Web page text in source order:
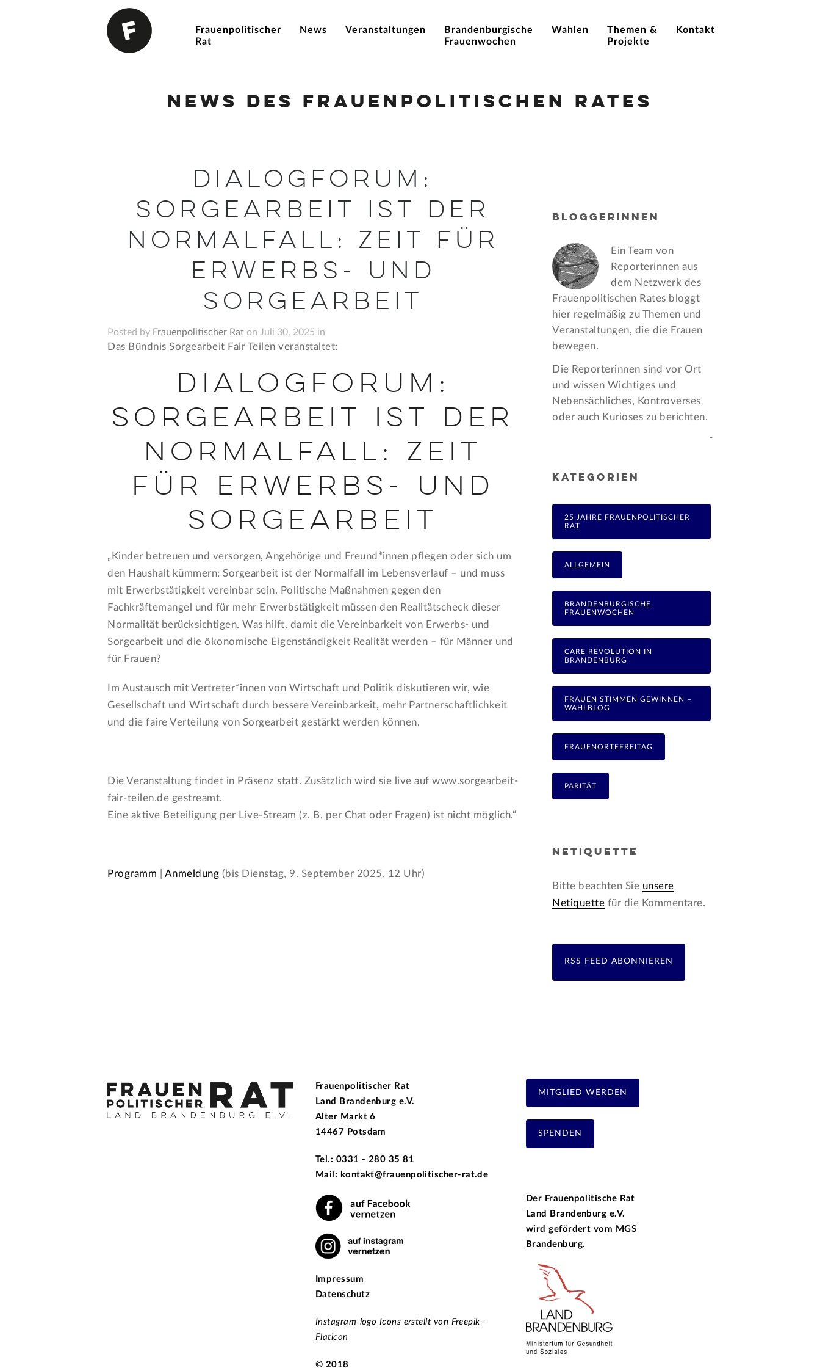
Frauenpolitischer
Rat
News Veranstaltungen
Brandenburgische
Frauenwochen
Wahlen
Themen &
Projekte
Kontakt
News des Frauenpolitischen Rates
Dialogforum:
Sorgearbeit ist der
Normalfall: Zeit für
Erwerbs- und
Sorgearbeit
Posted by Frauenpolitischer Rat on Juli 30, 2025 in
Das Bündnis Sorgearbeit Fair Teilen veranstaltet:
Dialogforum:
Sorgearbeit ist der
Normalfall: Zeit
für Erwerbs- und
Sorgearbeit
„Kinder betreuen und versorgen, Angehörige und Freund*innen pflegen oder sich um
den Haushalt kümmern: Sorgearbeit ist der Normalfall im Lebensverlauf – und muss
mit Erwerbstätigkeit vereinbar sein. Politische Maßnahmen gegen den
Fachkräftemangel und für mehr Erwerbstätigkeit müssen den Realitätscheck dieser
Normalität berücksichtigen. Was hilft, damit die Vereinbarkeit von Erwerbs- und
Sorgearbeit und die ökonomische Eigenständigkeit Realität werden – für Männer und
für Frauen?
Im Austausch mit Vertreter*innen von Wirtschaft und Politik diskutieren wir, wie
Gesellschaft und Wirtschaft durch bessere Vereinbarkeit, mehr Partnerschaftlichkeit
und die faire Verteilung von Sorgearbeit gestärkt werden können.
Die Veranstaltung findet in Präsenz statt. Zusätzlich wird sie live auf www.sorgearbeit-
fair-teilen.de gestreamt.
Eine aktive Beteiligung per Live-Stream (z. B. per Chat oder Fragen) ist nicht möglich.“
Programm Anmeldung (bis Dienstag, 9. September 2025, 12 Uhr)
BLOGGERINNEN
Ein Team von
Reporterinnen aus
dem Netzwerk des
Frauen­politischen Rates bloggt
hier regelmäßig zu Themen und
Veran­staltungen, die die Frauen
bewegen.
Die Reporterinnen sind vor Ort
und wissen Wichtiges und
Nebensächliches, Kontroverses
oder auch Kurioses zu berichten.
-
KATEGORIEN
25 JAHRE FRAUENPOLITISCHER
RAT
ALLGEMEIN
BRANDENBURGISCHE
FRAUENWOCHEN
CARE REVOLUTION IN
BRANDENBURG
FRAUEN STIMMEN GEWINNEN –
WAHLBLOG
FRAUENORTEFREITAG
PARITÄT
NETIQUETTE
Bitte beachten Sie unsere
Netiquette für die Kommentare.
RSS FEED ABONNIEREN
Frauenpolitischer Rat
Land Brandenburg e.V.
Alter Markt 6
14467 Potsdam
Tel.: 0331 - 280 35 81
Mail: kontakt@frauenpolitischer-rat.de
Impressum
Datenschutz
Instagram-logo Icons erstellt von Freepik -
Flaticon
© 2018
MITGLIED WERDEN
SPENDEN
Der Frauenpolitische Rat
Land Brandenburg e.V.
wird gefördert vom MGS
Brandenburg.